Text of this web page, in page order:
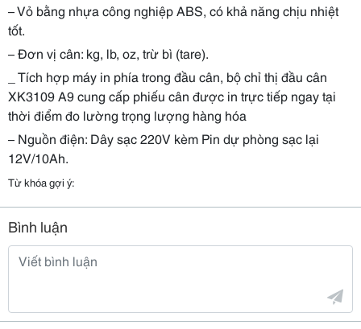
– Vỏ bằng nhựa công nghiệp ABS, có khả năng chịu nhiệt
tốt.
– Đơn vị cân: kg, lb, oz, trừ bì (tare).
_ Tích hợp máy in phía trong đầu cân, bộ chỉ thị đầu cân
XK3109 A9 cung cấp phiếu cân được in trực tiếp ngay tại
thời điểm đo lường trọng lượng hàng hóa
– Nguồn điện: Dây sạc 220V kèm Pin dự phòng sạc lại
12V/10Ah.
Từ khóa gợi ý:
Bình luận